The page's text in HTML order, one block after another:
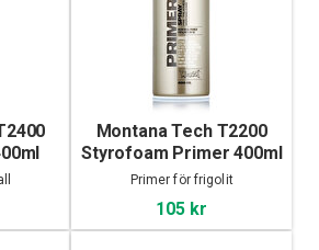
Montana Tech T2200
Styrofoam Primer 400ml
Primer för frigolit
105 kr